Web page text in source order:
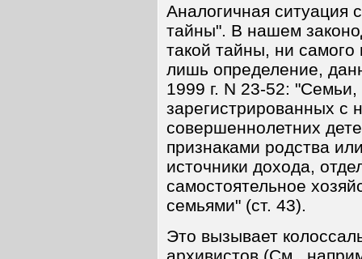
Аналогичная ситуация
тайны". В нашем
такой тайны, ни
лишь определение,
1999 г. N 23-52:
зарегистрированных с
совершеннолетних
признаками родства
источники дохода,
самостоятельное
семьями" (ст. 43).
Это вызывает